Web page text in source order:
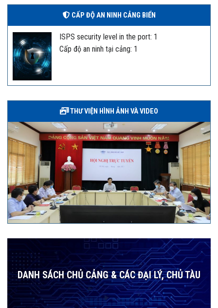
CẤP ĐỘ AN NINH CẢNG BIỂN
ISPS security level in the port: 1
Cấp độ an ninh tại cảng: 1
THƯ VIỆN HÌNH ẢNH VÀ VIDEO
DANH SÁCH CHỦ CẢNG & CÁC ĐẠI LÝ, CHỦ TÀU